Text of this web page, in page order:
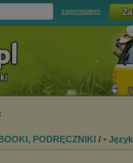
zapomniałem
PODRĘCZNIKI / •